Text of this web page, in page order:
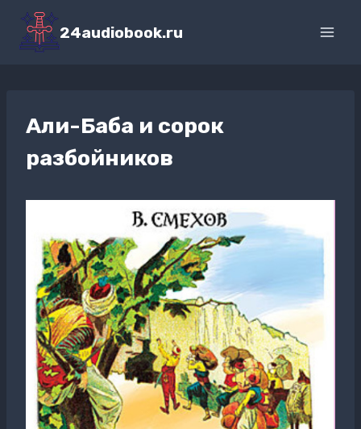
Перейти
содержимому
24audiobook.ru
Али-Баба и сорок
разбойников